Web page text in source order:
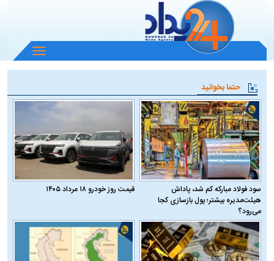
باز
و
منو
حتما بخوانید
سود فولاد مبارکه کم شد، پاداش
هیئت‌مدیره بیشتر؛ پول بازسازی کجا
می‌رود؟
قیمت روز خودرو ۱۸ مرداد ۱۴۰۵